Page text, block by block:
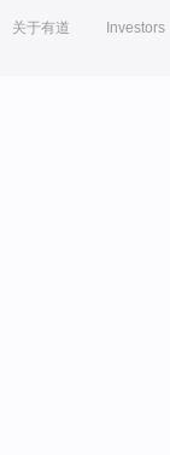
关于有道 Investors